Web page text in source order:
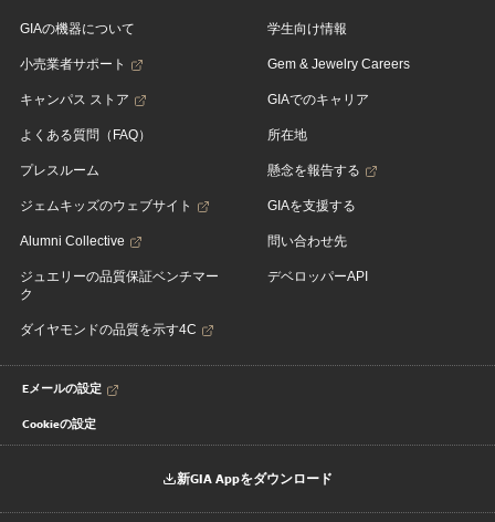
GIAの機器について
小売業者サポート
キャンパス ストア
よくある質問（FAQ）
プレスルーム
ジェムキッズのウェブサイト
Alumni Collective
ジュエリーの品質保証ベンチマー
ク
ダイヤモンドの品質を示す4C
学生向け情報
Gem & Jewelry Careers
GIAでのキャリア
所在地
懸念を報告する
GIAを支援する
問い合わせ先
デベロッパーAPI
Eメールの設定
Cookieの設定
新GIA Appをダウンロード